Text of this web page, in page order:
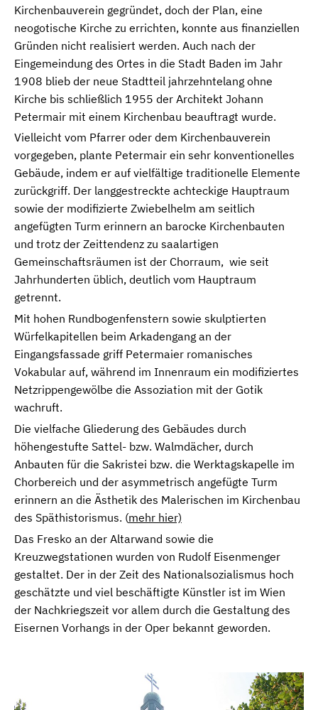
Kirchenbauverein gegründet, doch der Plan, eine
neogotische Kirche zu errichten, konnte aus finanziellen
Gründen nicht realisiert werden. Auch nach der
Eingemeindung des Ortes in die Stadt Baden im Jahr
1908 blieb der neue Stadtteil jahrzehntelang ohne
Kirche bis schließlich 1955 der Architekt Johann
Petermair mit einem Kirchenbau beauftragt wurde.
Vielleicht vom Pfarrer oder dem Kirchenbauverein
vorgegeben, plante Petermair ein sehr konventionelles
Gebäude, indem er auf vielfältige traditionelle Elemente
zurückgriff. Der langgestreckte achteckige Hauptraum
sowie der modifizierte Zwiebelhelm am seitlich
angefügten Turm erinnern an barocke Kirchenbauten
und trotz der Zeittendenz zu saalartigen
Gemeinschaftsräumen ist der Chorraum, wie seit
Jahrhunderten üblich, deutlich vom Hauptraum
getrennt.
Mit hohen Rundbogenfenstern sowie skulptierten
Würfelkapitellen beim Arkadengang an der
Eingangsfassade griff Petermaier romanisches
Vokabular auf, während im Innenraum ein modifiziertes
Netzrippengewölbe die Assoziation mit der Gotik
wachruft.
Die vielfache Gliederung des Gebäudes durch
höhengestufte Sattel- bzw. Walmdächer, durch
Anbauten für die Sakristei bzw. die Werktagskapelle im
Chorbereich und der asymmetrisch angefügte Turm
erinnern an die Ästhetik des Malerischen im Kirchenbau
des Späthistorismus. (mehr hier)
Das Fresko an der Altarwand sowie die
Kreuzwegstationen wurden von Rudolf Eisenmenger
gestaltet. Der in der Zeit des Nationalsozialismus hoch
geschätzte und viel beschäftigte Künstler ist im Wien
der Nachkriegszeit vor allem durch die Gestaltung des
Eisernen Vorhangs in der Oper bekannt geworden.